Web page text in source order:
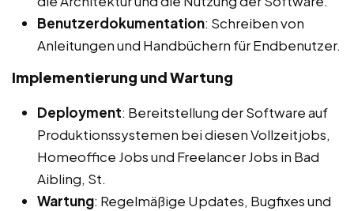
Benutzerdokumentation: Schreiben von
Anleitungen und Handbüchern für Endbenutzer.
Implementierung und Wartung
Deployment: Bereitstellung der Software auf
Produktionssystemen bei diesen Vollzeitjobs,
Homeoffice Jobs und Freelancer Jobs in Bad
Aibling, St.
Wartung: Regelmäßige Updates, Bugfixes und